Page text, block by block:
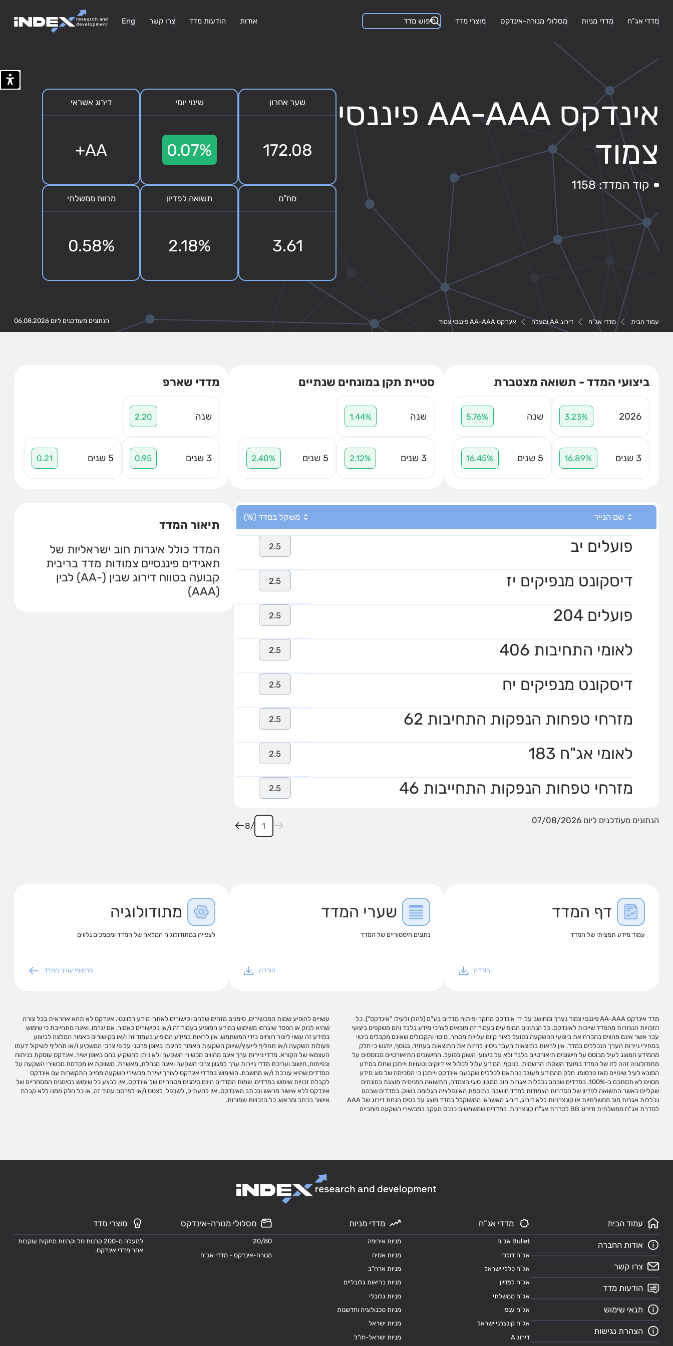
מדדי אג”ח מדדי מניות מסלולי מנורה-אינדקס מוצרי מדד אודות הודעות מדד צרו קשר Eng
אינדקס AA-AAA פיננסי
צמוד
קוד המדד: 1158
שער אחרון
172.08
שינוי יומי
0.07%
דירוג אשראי
AA+
מח"מ
3.61
תשואה לפדיון
2.18%
מרווח ממשלתי
0.58%
הנתונים מעודכנים ליום 06.08.2026 עמוד הבית מדדי אג”ח דירוג AA ומעלה אינדקס AA-AAA פיננסי צמוד
ביצועי המדד - תשואה מצטברת
2026
3.23% שנה 5.76%
3 שנים 16.89% 5 שנים 16.45%
סטיית תקן במונחים שנתיים
שנה 1.44%
3 שנים 2.12% 5 שנים 2.40%
מדדי שארפ
שנה 2.20
3 שנים 0.95 5 שנים 0.21
שם הנייר משקל במדד (%)
פועלים יב 2.5
דיסקונט מנפיקים יז 2.5
פועלים 204 2.5
לאומי התחיבות 406 2.5
דיסקונט מנפיקים יח 2.5
מזרחי טפחות הנפקות התחיבות 62 2.5
לאומי אג"ח 183 2.5
מזרחי טפחות הנפקות התחייבות 46 2.5
הנתונים מעודכנים ליום 07/08/2026
/
8
תיאור המדד
המדד כולל איגרות חוב ישראליות של
תאגידים פיננסיים צמודות מדד בריבית
קבועה בטווח דירוג שבין (-AA) לבין
(AAA)
דף המדד
עמוד מידע תמציתי של המדד
הורדה
שערי המדד
נתונים היסטוריים של המדד
הורדה
מתודולוגיה
לצפייה במתודולוגיה המלאה של המדד ומסמכים נלווים
פרסומי עורך המדד
מדד אינדקס AA-AAA פיננסי צמוד נערך ומחושב על ידי אינדקס מחקר ופיתוח מדדים בע"מ (להלן ולעיל: "אינדקס"). כל
הזכויות הנגזרות מהמדד שייכות לאינדקס. כל הנתונים המופיעים בעמוד זה מובאים לצרכי מידע בלבד והם משקפים ביצועי
עבר אשר אינם מהווים בהכרח את ביצועי ההשקעה בפועל לאור קיום עלויות מסחר, מיסוי ותקבולים שאינם מקבלים ביטוי
במחירי ניירות הערך הנכללים במדד. אין לראות בתוצאות העבר ניסיון לחזות את התוצאות בעתיד. בנוסף, יודגש כי חלק
מהמידע המוצג לעיל מבוסס על חישובים תיאורטיים בלבד ולא על ביצועי השוק בפועל. החישובים התיאורטיים מבוססים על
מתודולוגיה זהה לזו של המדד במועד השקתו הרשמית. בנוסף, המידע עלול לכלול אי דיוקים וטעויות וייתכן שחלו במידע
המובא לעיל שינויים מאז פרסומו. חלק מהמידע מעוגל בהתאם לכללים שקבעה אינדקס וייתכן כי הסכימה של סוג מידע
מסוים לא תסתכם ב-100%. במדדים שבהם נכללות אגרות חוב ממגוון סוגי הצמדה, התשואה הפנימית מוצגת במונחים
שקליים כאשר התשואה לפדיון של הסדרות הצמודות למדד חושבה בתוספת האינפלציה הגלומה בשוק. במדדים שבהם
נכללות אגרות חוב ממשלתיות או קונצרניות ללא דירוג, דירוג האשראי המשוקלל במדד מוצג על בסיס הנחת דירוג של AAA
לסדרת אג"ח ממשלתית ודירוג BB לסדרת אג"ח קונצרנית. במדדים שמשמשים כנכס מעקב במכשירי השקעה פומביים
עשויים להופיע שמות המכשירים, סימנים מזהים שלהם וקישורים לאתרי מידע רלוונטי. אינדקס לא תהא אחראית בכל צורה
שהיא לנזק או הפסד שיגרמו משימוש במידע המופיע בעמוד זה ו/או בקישורים כאמור, אם יגרמו, ואינה מתחייבת כי שימוש
במידע זה עשוי ליצור רווחים בידי המשתמש. אין לראות במידע המופיע בעמוד זה ו/או בקישורים כאמור המלצה לביצוע
פעולות השקעה ו/או תחליף לייעוץ/שיווק השקעות האמור להינתן באופן פרטני על פי צרכי המשקיע ו/או תחליף לשיקול דעתו
העצמאי של הקורא. מדדי ניירות ערך אינם מהווים מכשירי השקעה ולא ניתן להשקיע בהם באופן ישיר. אינדקס עוסקת בניתוח
ובפיתוח, חישוב ועריכת מדדי ניירות ערך למגוון צרכי השקעה ואינה מנהלת, מאשרת, משווקת או מקדמת מכשירי השקעה על
המדדים שהיא עורכת ו/או מחשבת. השימוש במדדי אינדקס לצורך יצירת מכשירי השקעה מחייב התקשרות עם אינדקס
לקבלת זכויות שימוש במדדים. שמות המדדים הינם סימנים מסחריים של אינדקס. אין לבצע כל שימוש בסימנים המסחריים של
אינדקס ללא אישור מראש ובכתב מאינדקס. אין להעתיק, לשכפל, לצטט ו/או לפרסם עמוד זה, או כל חלק ממנו ללא קבלת
אישור בכתב ומראש. כל הזכויות שמורות.
עמוד הבית
אודות החברה
צרו קשר
הודעות מדד
תנאי שימוש
הצהרת נגישות
מדדי אג”ח
Bullet אג"ח
אג"ח דולרי
אג"ח כללי ישראל
אג"ח לפדיון
אג"ח ממשלתי
אג"ח ענפי
אג"ח קונצרני ישראל
דירוג A
מדדי מניות
מניות אירופה
מניות אסיה
מניות ארה"ב
מניות בריאות גלובליים
מניות גלובלי
מניות טכנולוגיה וחדשנות
מניות ישראל
מניות ישראל-חו"ל
מסלולי מנורה-אינדקס
20/80
מנורה-אינדקס - מדדי אג"ח
מוצרי מדד
למעלה מ-200 קרנות סל וקרנות מחקות עוקבות
אחר מדדי אינדקס.